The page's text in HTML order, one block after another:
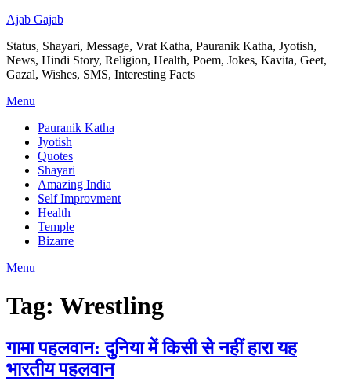
Ajab Gajab
Status, Shayari, Message, Vrat Katha, Pauranik Katha, Jyotish,
News, Hindi Story, Religion, Health, Poem, Jokes, Kavita, Geet,
Gazal, Wishes, SMS, Interesting Facts
Menu
Pauranik Katha
Jyotish
Quotes
Shayari
Amazing India
Self Improvment
Health
Temple
Bizarre
Menu
Tag: Wrestling
गामा पहलवान: दुनिया में किसी से नहीं हारा यह
भारतीय पहलवान